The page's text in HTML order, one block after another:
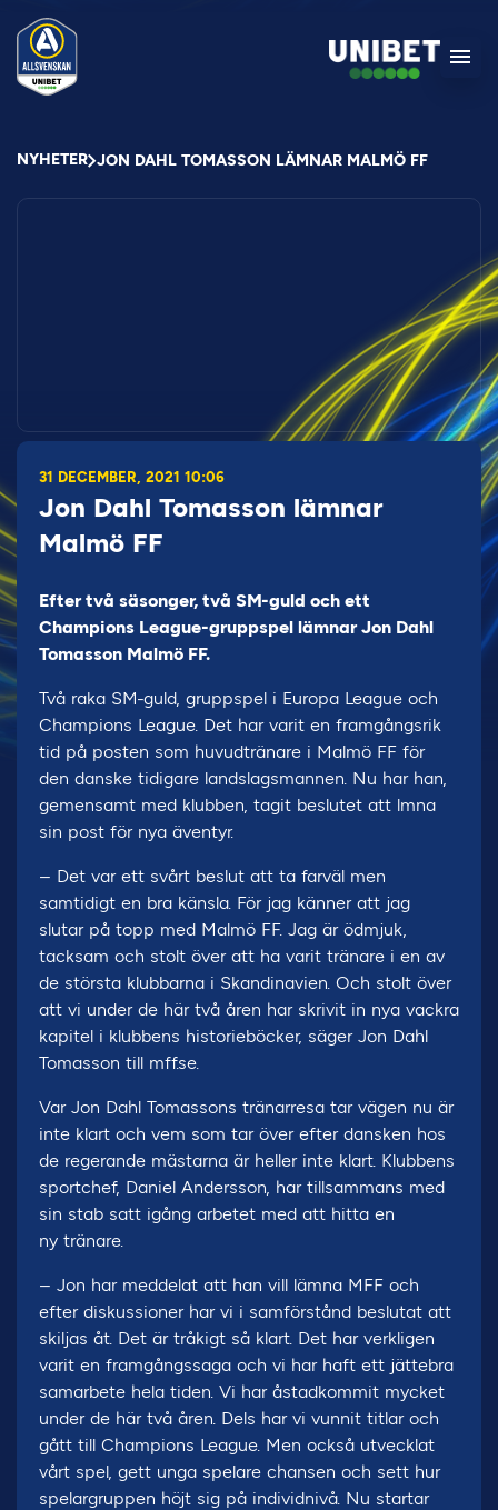
NYHETER JON DAHL TOMASSON LÄMNAR MALMÖ FF
31 DECEMBER, 2021 10:06
Jon Dahl Tomasson lämnar
Malmö FF
Efter två säsonger, två SM-guld och ett
Champions League-gruppspel lämnar Jon Dahl
Tomasson Malmö FF.
Två raka SM-guld, gruppspel i Europa League och
Champions League. Det har varit en framgångsrik
tid på posten som huvudtränare i Malmö FF för
den danske tidigare landslagsmannen. Nu har han,
gemensamt med klubben, tagit beslutet att lmna
sin post för nya äventyr.
– Det var ett svårt beslut att ta farväl men
samtidigt en bra känsla. För jag känner att jag
slutar på topp med Malmö FF. Jag är ödmjuk,
tacksam och stolt över att ha varit tränare i en av
de största klubbarna i Skandinavien. Och stolt över
att vi under de här två åren har skrivit in nya vackra
kapitel i klubbens historieböcker, säger Jon Dahl
Tomasson till mff.se.
Var Jon Dahl Tomassons tränarresa tar vägen nu är
inte klart och vem som tar över efter dansken hos
de regerande mästarna är heller inte klart. Klubbens
sportchef, Daniel Andersson, har tillsammans med
sin stab satt igång arbetet med att hitta en
ny tränare.
– Jon har meddelat att han vill lämna MFF och
efter diskussioner har vi i samförstånd beslutat att
skiljas åt. Det är tråkigt så klart. Det har verkligen
varit en framgångssaga och vi har haft ett jättebra
samarbete hela tiden. Vi har åstadkommit mycket
under de här två åren. Dels har vi vunnit titlar och
gått till Champions League. Men också utvecklat
vårt spel, gett unga spelare chansen och sett hur
spelargruppen höjt sig på individnivå. Nu startar